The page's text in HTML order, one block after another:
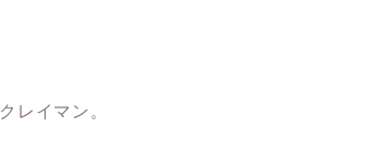
レイマン。